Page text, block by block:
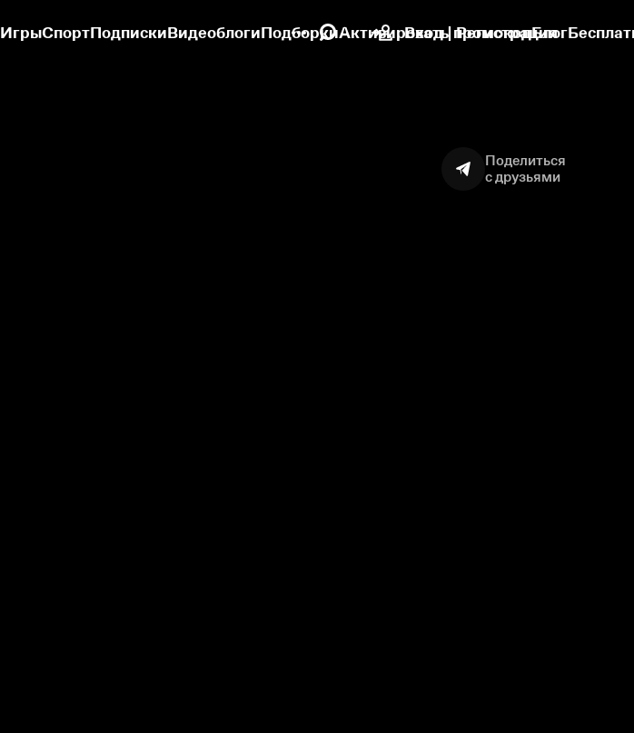
ИгрыСпортПодпискиВидеоблогиПодборкиАктивировать промокодБлог
Вход | Регистрация
Поделиться
с друзьями